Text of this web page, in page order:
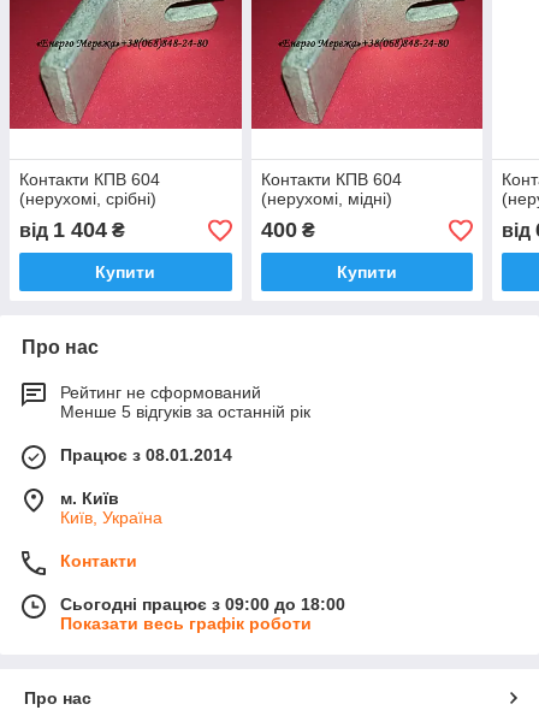
Контакти КПВ 604
(нерухомі, срібні)
від 1 404 ₴
Купити
Контакти КПВ 604
(нерухомі, мідні)
400₴
Купити
від
Про нас
Рейтинг не сформований
Менше 5 відгуків за останній рік
Працює з 08.01.2014
м. Київ
Київ, Україна
Контакти
Сьогодні працює з 09:00 до 18:00
Показати весь графік роботи
Про нас